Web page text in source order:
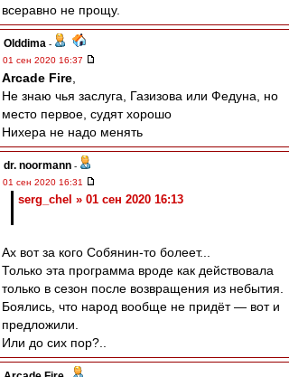
всеравно не прощу.
Olddima -
01 сен 2020 16:37
Arcade Fire
Не знаю чья заслуга, Газизова или Федуна, но
место первое, судят хорошо
Нихера не надо менять
dr. noormann -
01 сен 2020 16:31
serg_chel » 01 сен 2020 16:13
Ах вот за кого Собянин-то болеет...
Только эта программа вроде как действовала
только в сезон после возвращения из небытия.
Боялись, что народ вообще не придёт — вот и
предложили.
Или до сих пор?..